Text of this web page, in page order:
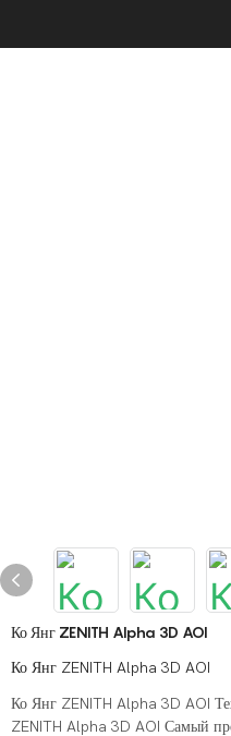
Ко Янг ​​ZENITH Alpha 3D AOI
Ко Янг ​​ZENITH Alpha 3D AOI
Ко Янг ​​ZENITH Alpha 3D AOI
ZENITH Alpha 3D AOI Самый